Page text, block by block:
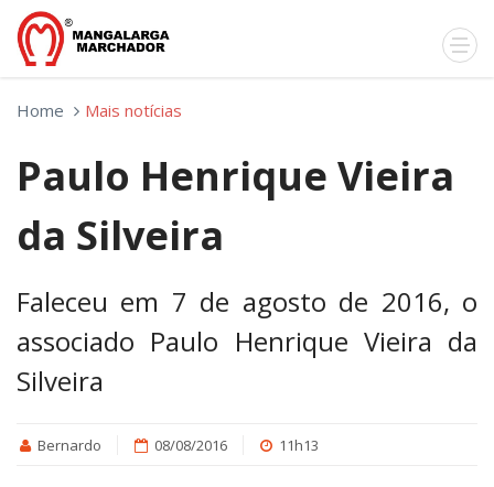
Home Mais notícias
Paulo Henrique Vieira
da Silveira
Faleceu em 7 de agosto de 2016, o
associado Paulo Henrique Vieira da
Silveira
Bernardo 08/08/2016 11h13